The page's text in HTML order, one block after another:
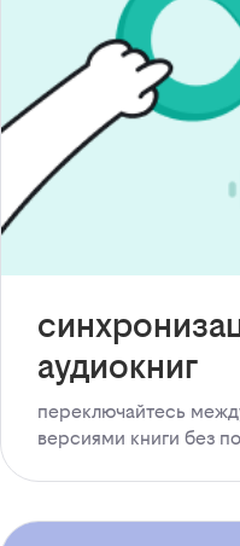
аудиокниг
переключайтесь
версиями книги без